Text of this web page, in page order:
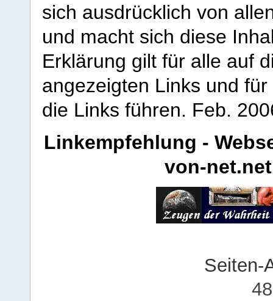
sich ausdrücklich von
und macht sich diese
Erklärung gilt für alle auf
angezeigten Links und
die Links führen. Feb.
Linkempfehlung -
von-net.net
Seiten-